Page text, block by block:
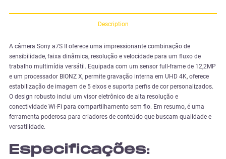
Description
A câmera Sony a7S II oferece uma impressionante combinação de
sensibilidade, faixa dinâmica, resolução e velocidade para um fluxo de
trabalho multimídia versátil. Equipada com um sensor full-frame de 12,2MP
e um processador BIONZ X, permite gravação interna em UHD 4K, oferece
estabilização de imagem de 5 eixos e suporta perfis de cor personalizados.
O design robusto inclui um visor eletrônico de alta resolução e
conectividade Wi-Fi para compartilhamento sem fio. Em resumo, é uma
ferramenta poderosa para criadores de conteúdo que buscam qualidade e
versatilidade.
Especificações: